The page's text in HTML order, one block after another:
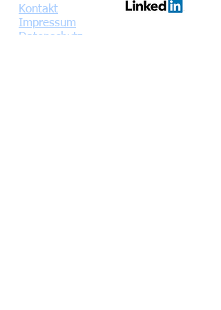
Kontakt
Impressum
Datenschutz